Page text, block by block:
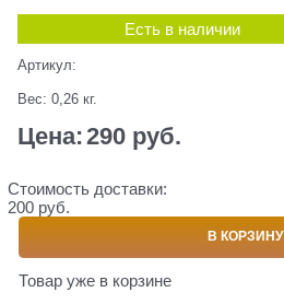
Есть в наличии
Артикул:
Вес: 0,26 кг.
Цена:290 руб.
Стоимость доставки:
200 руб.
В КОРЗИНУ
Товар уже в корзине